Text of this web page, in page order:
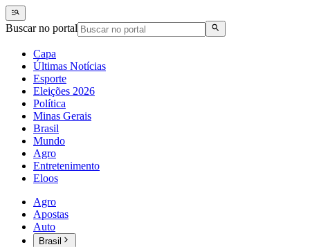
Buscar no portal
Capa
Últimas Notícias
Esporte
Eleições 2026
Política
Minas Gerais
Brasil
Mundo
Agro
Entretenimento
Eloos
Agro
Apostas
Auto
Brasil